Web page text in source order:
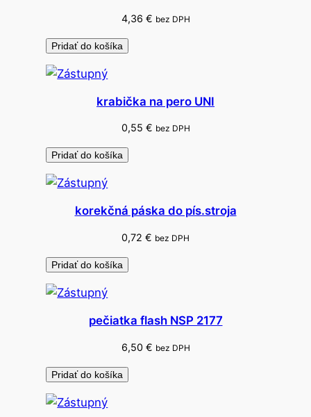
4
2
4
2
v
r
é
4,36 € bez DPH
Pridať do košíka
krabička na pero UNI
0,55 € bez DPH
Pridať do košíka
korekčná páska do pís.stroja
0,72 € bez DPH
Pridať do košíka
pečiatka flash NSP 2177
6,50 € bez DPH
Pridať do košíka